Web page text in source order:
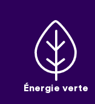
Énergie verte